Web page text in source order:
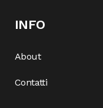
INFO
About
Contatti